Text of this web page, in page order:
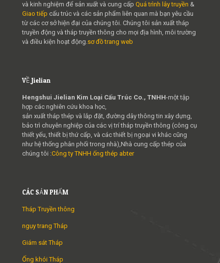
và kinh nghiệm để sản xuất và cung cấp Quá trình lây truyền &
Giao tiếp cấu trúc và các sản phẩm liên quan mà bạn yêu cầu
từ các cơ sở hiện đại của chúng tôi. Chúng tôi sản xuất tháp
truyền động và tháp truyền thông cho mọi địa hình, môi trường
và điều kiện hoạt động.sơ đồ trang web
VỀ Jielian
Hengshui Jielian Kim Loại Cấu Trúc Co., TNHH-một tập
hợp các nghiên cứu khoa học,
sản xuất tháp thép và lắp đặt, đường dây thông tin xây dựng,
bảo trì chuyên nghiệp của các vị trí tháp truyền thông (công cụ
thiết yếu, thiết bị thứ cấp, và các thiết bị ngoại vi khác cũng
như hệ thống phân phối trong nhà),Nhà cung cấp thép của
chúng tôi :Công ty TNHH ống thép abter
CÁC SẢN PHẨM
Tháp Truyền thông
ngụy trang Tháp
Giám sát Tháp
Ống khói Tháp